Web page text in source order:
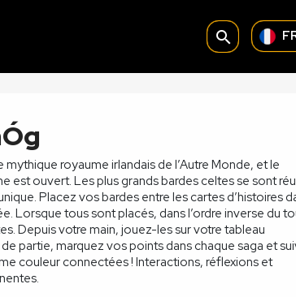
search
mythique royaume irlandais de l’Autre Monde, et le
est ouvert. Les plus grands bardes celtes se sont
Placez vos bardes entre les cartes d’histoires
Lorsque tous sont placés, dans l’ordre inverse du
Depuis votre main, jouez-les sur votre tableau
partie, marquez vos points dans chaque saga et
couleur connectées ! Interactions, réflexions et